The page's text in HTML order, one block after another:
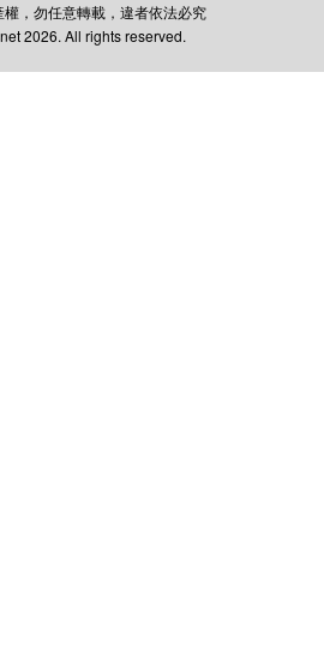
，勿任意轉載，違者依法必究
2026. All rights reserved.